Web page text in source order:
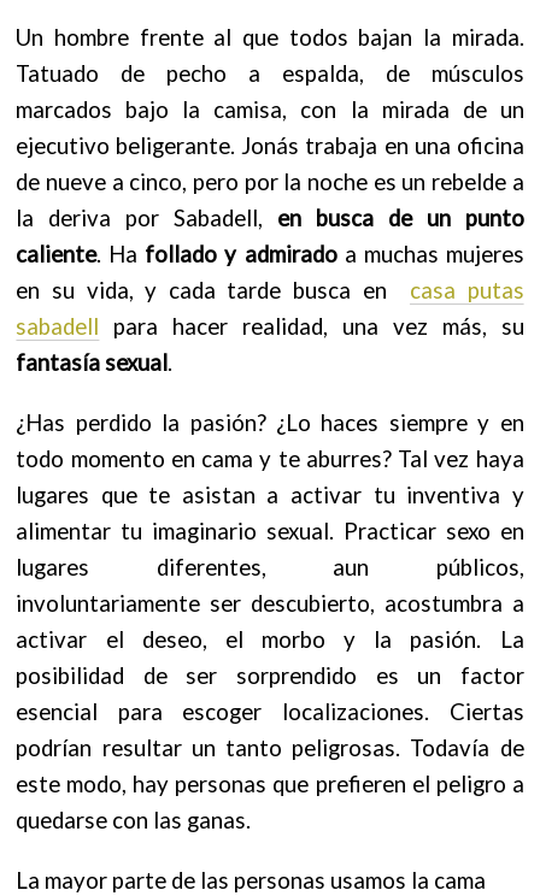
Un hombre frente al que todos bajan la mirada.
Tatuado de pecho a espalda, de músculos
marcados bajo la camisa, con la mirada de un
ejecutivo beligerante. Jonás trabaja en una oficina
de nueve a cinco, pero por la noche es un rebelde a
la deriva por Sabadell, en busca de un punto
caliente. Ha follado y admiradoa muchas mujeres
en su vida, y cada tarde busca en casa putas
sabadell para hacer realidad, una vez más, su
fantasía sexual.
¿Has perdido la pasión? ¿Lo haces siempre y en
todo momento en cama y te aburres? Tal vez haya
lugares que te asistan a activar tu inventiva y
alimentar tu imaginario sexual. Practicar sexo en
lugares diferentes, aun públicos,
involuntariamente ser descubierto, acostumbra a
activar el deseo, el morbo y la pasión. La
posibilidad de ser sorprendido es un factor
esencial para escoger localizaciones. Ciertas
podrían resultar un tanto peligrosas. Todavía de
este modo, hay personas que prefieren el peligro a
quedarse con las ganas.
La mayor parte de las personas usamos la cama